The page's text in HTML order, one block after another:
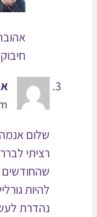
pm
אהובה,
חיבוק גדול
איריס
am
שלום אנמה היקרה.
רציתי לברר
להיות גורליים
נהדרת לעשיה.